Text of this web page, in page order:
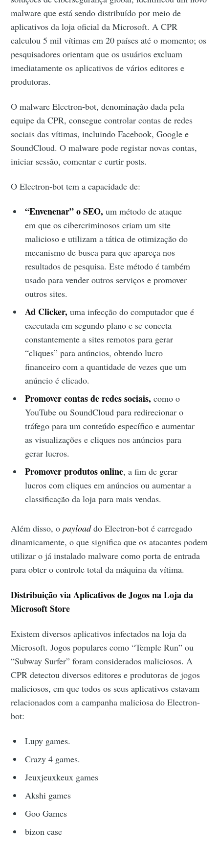
malware que está sendo distribuído por meio de
aplicativos da loja oficial da Microsoft. A CPR
calculou 5 mil vítimas em 20 países até o momento; os
pesquisadores orientam que os usuários excluam
imediatamente os aplicativos de vários editores e
produtoras.
O malware Electron-bot, denominação dada pela
equipe da CPR, consegue controlar contas de redes
sociais das vítimas, incluindo Facebook, Google e
SoundCloud. O malware pode registar novas contas,
iniciar sessão, comentar e curtir posts.
O Electron-bot tem a capacidade de:
“Envenenar” o SEO, um método de ataque
em que os cibercriminosos criam um site
malicioso e utilizam a tática de otimização do
mecanismo de busca para que apareça nos
resultados de pesquisa. Este método é também
usado para vender outros serviços e promover
outros sites.
Ad Clicker,uma infecção do computador que é
executada em segundo plano e se conecta
constantemente a sites remotos para gerar
“cliques” para anúncios, obtendo lucro
financeiro com a quantidade de vezes que um
anúncio é clicado.
Promover contas de redes sociais,como o
YouTube ou SoundCloud para redirecionar o
tráfego para um conteúdo específico e aumentar
as visualizações e cliques nos anúncios para
gerar lucros.
Promover produtos online, a fim de gerar
lucros com cliques em anúncios ou aumentar a
classificação da loja para mais vendas.
Além disso, opayloaddo Electron-bot é carregado
dinamicamente, o que significa que os atacantes podem
utilizar o já instalado malware como porta de entrada
para obter o controle total da máquina da vítima.
Distribuição via Aplicativos de Jogos na Loja da
Microsoft Store
Existem diversos aplicativos infectados na loja da
Microsoft. Jogos populares como “Temple Run” ou
“Subway Surfer” foram considerados maliciosos. A
CPR detectou diversos editores e produtoras de jogos
maliciosos, em que todos os seus aplicativos estavam
relacionados com a campanha maliciosa do Electron-
bot:
Lupy games.
Crazy 4 games.
Jeuxjeuxkeux games
Akshi games
Goo Games
bizon case